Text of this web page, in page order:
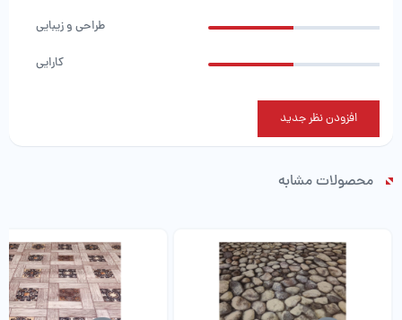
طراحی و زیبایی
کارایی
افزودن نظر جدید
محصولات مشابه